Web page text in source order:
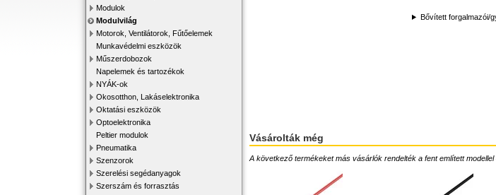
Modulok
Modulvilág
Motorok, Ventilátorok, Fűtőelemek
Munkavédelmi eszközök
Műszerdobozok
Napelemek és tartozékok
NYÁK-ok
Okosotthon, Lakáselektronika
Oktatási eszközök
Optoelektronika
Peltier modulok
Pneumatika
Szenzorok
Szerelési segédanyagok
Szerszám és forrasztás
Bővített forgalmazói/
Vásárolták még
A következő termékeket más vásárlók rendelték a fent említett